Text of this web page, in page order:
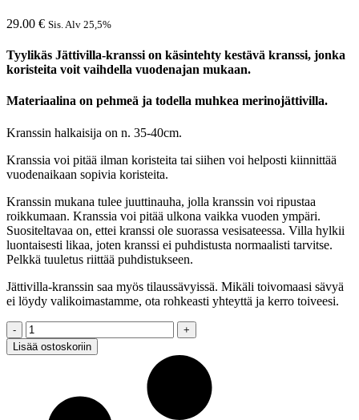
29.00 € Sis. Alv 25,5%
Tyylikäs Jättivilla-kranssi on käsintehty kestävä kranssi, jonka
koristeita voit vaihdella vuodenajan mukaan.
Materiaalina on pehmeä ja todella muhkea merinojättivilla.
Kranssin halkaisija on n. 35-40cm.
Kranssia voi pitää ilman koristeita tai siihen voi helposti kiinnittää
vuodenaikaan sopivia koristeita.
Kranssin mukana tulee juuttinauha, jolla kranssin voi ripustaa
roikkumaan. Kranssia voi pitää ulkona vaikka vuoden ympäri.
Suositeltavaa on, ettei kranssi ole suorassa vesisateessa. Villa hylkii
luontaisesti likaa, joten kranssi ei puhdistusta normaalisti tarvitse.
Pelkkä tuuletus riittää puhdistukseen.
Jättivilla-kranssin saa myös tilaussävyissä. Mikäli toivomaasi sävyä
ei löydy valikoimastamme, ota rohkeasti yhteyttä ja kerro toiveesi.
Jättivilla-
kranssi,
merinovilla,
Lisää ostoskoriin